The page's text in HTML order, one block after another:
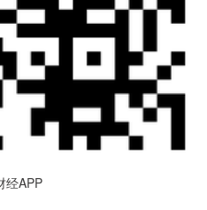
经APP